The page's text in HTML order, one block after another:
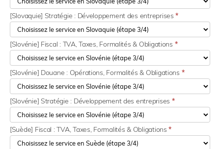
[Slovaquie] Stratégie : Développement des entreprises*
[Slovénie] Fiscal : TVA, Taxes, Formalités & Obligations *
[Slovénie] Douane : Opérations, Formalités & Obligations *
[Slovénie] Stratégie : Développement des entreprises *
[Suède] Fiscal : TVA, Taxes, Formalités & Obligations*